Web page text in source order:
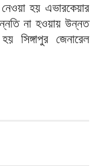
হয় এভারকেয়ার
না হওয়ায় উন্নত
সিঙ্গাপুর জেনারেল